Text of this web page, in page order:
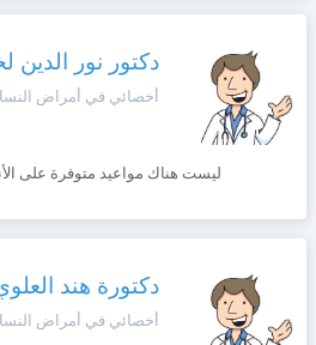
دكتور نور الدين
أخصائي في أمراض
ليست هناك مواعيد متوفرة على
دكتورة هند
أخصائي في أمراض